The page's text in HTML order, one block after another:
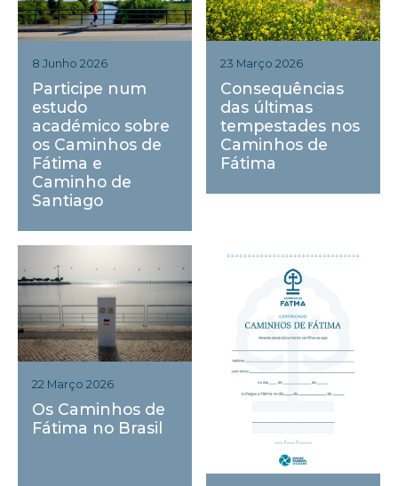
8 Junho 2026
Participe num
estudo
académico sobre
os Caminhos de
Fátima e
Caminho de
Santiago
23 Março 2026
Consequências
das últimas
tempestades nos
Caminhos de
Fátima
22 Março 2026
Os Caminhos de
Fátima no Brasil